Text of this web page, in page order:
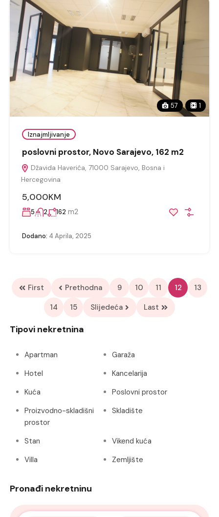
57 1
Iznajmljivanje
poslovni prostor, Novo Sarajevo, 162 m2
Džavida Haverića, 71000 Sarajevo, Bosna i
Hercegovina
5,000KM
5 2 162 m2
Dodano: 4 Aprila, 2025
First Prethodna 9 10 11 12
13
14
15 Slijedeća Last
Tipovi nekretnina
Apartman
Garaža
Hotel
Kancelarija
Kuća
Poslovni prostor
Proizvodno-skladišni
prostor
Skladište
Stan
Vikend kuća
Villa
Zemljište
Pronađi nekretninu